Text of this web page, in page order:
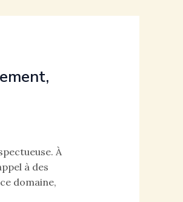
À
à des
domaine,